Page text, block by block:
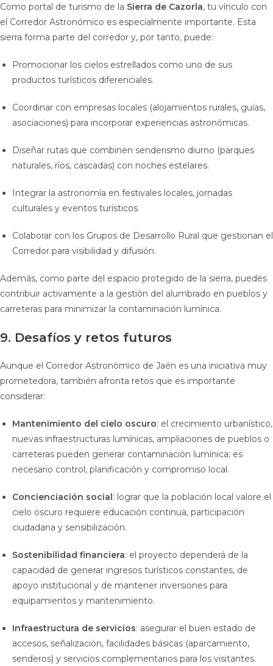
Como portal de turismo de la Sierra de Cazorla, tu vínculo con
el Corredor Astronómico es especialmente importante. Esta
sierra forma parte del corredor y, por tanto, puede:
Promocionar los cielos estrellados como uno de sus
productos turísticos diferenciales.
Coordinar con empresas locales (alojamientos rurales, guías,
asociaciones) para incorporar experiencias astronómicas.
Diseñar rutas que combinen senderismo diurno (parques
naturales, ríos, cascadas) con noches estelares.
Integrar la astronomía en festivales locales, jornadas
culturales y eventos turísticos.
Colaborar con los Grupos de Desarrollo Rural que gestionan el
Corredor para visibilidad y difusión.
Además, como parte del espacio protegido de la sierra, puedes
contribuir activamente a la gestión del alumbrado en pueblos y
carreteras para minimizar la contaminación lumínica.
9. Desafíos y retos futuros
Aunque el Corredor Astronómico de Jaén es una iniciativa muy
prometedora, también afronta retos que es importante
considerar:
Mantenimiento del cielo oscuro: el crecimiento urbanístico,
nuevas infraestructuras lumínicas, ampliaciones de pueblos o
carreteras pueden generar contaminación lumínica; es
necesario control, planificación y compromiso local.
Concienciación social: lograr que la población local valore el
cielo oscuro requiere educación continua, participación
ciudadana y sensibilización.
Sostenibilidad financiera: el proyecto dependerá de la
capacidad de generar ingresos turísticos constantes, de
apoyo institucional y de mantener inversiones para
equipamientos y mantenimiento.
Infraestructura de servicios: asegurar el buen estado de
accesos, señalización, facilidades básicas (aparcamiento,
senderos) y servicios complementarios para los visitantes.